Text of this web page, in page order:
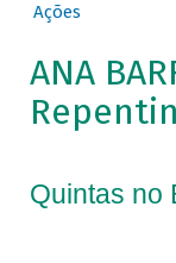
Ações
ANA
Quintas no